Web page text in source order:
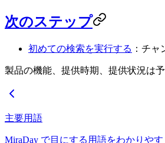
次のステップ
初めての検索を実行する ：チ
製品の機能、提供時期、提供状況は
主要用語
MiraDay で目にする用語をわかりや